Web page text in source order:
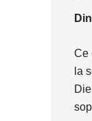
Ce
la